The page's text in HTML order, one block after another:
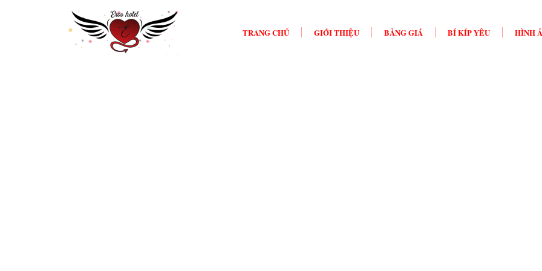
TRANG CHỦ GIỚI THIỆU BẢNG GIÁ BÍ KÍP YÊU HÌNH